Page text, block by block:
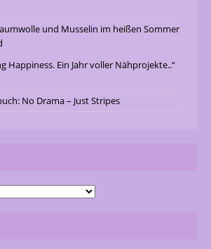
und Musselin im heißen Sommer
Happiness. Ein Jahr voller Nähprojekte..“
No Drama – Just Stripes